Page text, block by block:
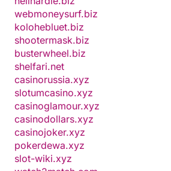
webmoneysurf.biz
kolohebluet.biz
shootermask.biz
busterwheel.biz
shelfari.net
casinorussia.xyz
slotumcasino.xyz
casinoglamour.xyz
casinodollars.xyz
casinojoker.xyz
pokerdewa.xyz
slot-wiki.xyz